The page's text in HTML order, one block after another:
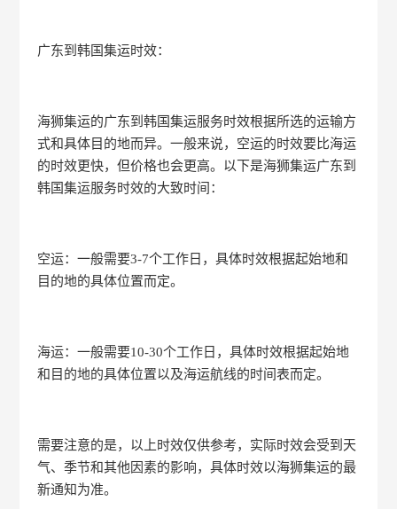
广东到韩国集运时效：
海狮集运的广东到韩国集运服务时效根据所选的运输方
式和具体目的地而异。一般来说，空运的时效要比海运
的时效更快，但价格也会更高。以下是海狮集运广东到
韩国集运服务时效的大致时间：
空运：一般需要3-7个工作日，具体时效根据起始地和
目的地的具体位置而定。
海运：一般需要10-30个工作日，具体时效根据起始地
和目的地的具体位置以及海运航线的时间表而定。
需要注意的是，以上时效仅供参考，实际时效会受到天
气、季节和其他因素的影响，具体时效以海狮集运的最
新通知为准。